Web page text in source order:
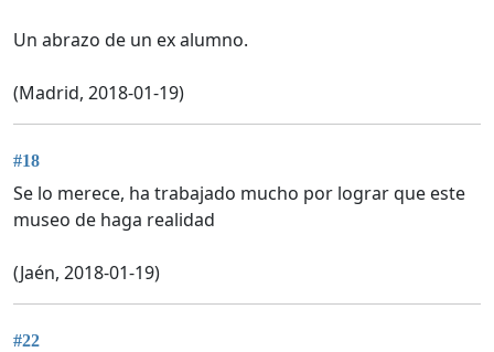
Un abrazo de un ex alumno.
(Madrid, 2018-01-19)
#18
Se lo merece, ha trabajado mucho por lograr que este
museo de haga realidad
(Jaén, 2018-01-19)
#22